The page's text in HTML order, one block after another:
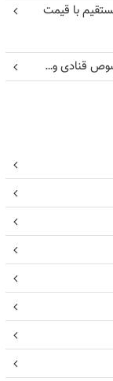
درجه یک تا ۳ | خرید مستقیم با قیمت
قنادی و…